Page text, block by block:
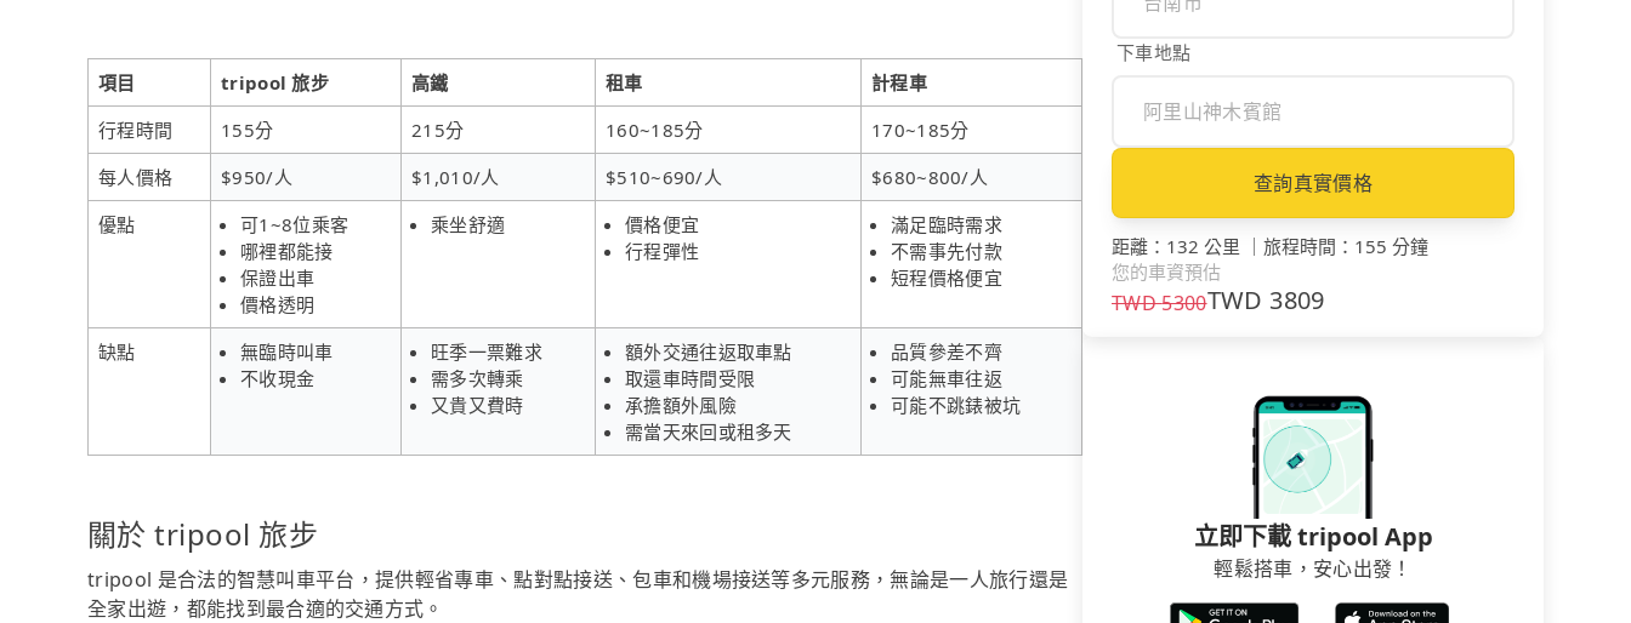
項目 tripool 旅步 高鐵 租車
計程車
行程時間
155分 215分 160~185分
170~185分
每人價格
$950/人 $1,010/人 $510~690/人
$680~800/人
優點
可1~8位乘客
哪裡都能接
保證出車
價格透明
乘坐舒適
價格便宜
行程彈性
滿足臨時需求
不需事先付款
短程價格便宜
缺點
無臨時叫車
不收現金
旺季一票難求
需多次轉乘
又貴又費時
額外交通往返取車點
取還車時間受限
承擔額外風險
需當天來回或租多天
品質參差不齊
可能無車往返
可能不跳錶被坑
關於 tripool 旅步
tripool 是合法的智慧叫車平台，提供輕省專車、點對點接送、包車和機場接送等多元服務，無論是一人旅行還是
全家出遊，都能找到最合適的交通方式。
下車地點
查詢真實價格
距離 ： 132 公里 ｜ 旅程時間 ： 155 分鐘
您的車資預估
TWD5300TWD 3809
立即下載 tripool App
輕鬆搭車，安心出發！